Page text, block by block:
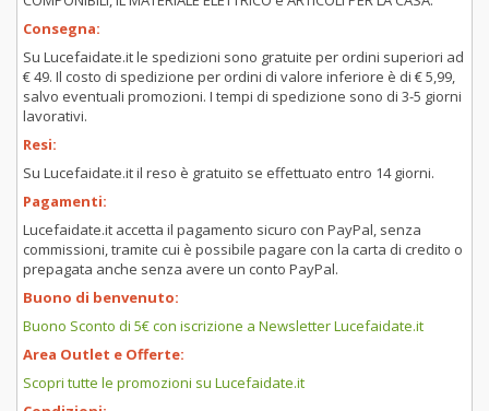
Consegna:
Su Lucefaidate.it le spedizioni sono gratuite per ordini superiori ad
€ 49. Il costo di spedizione per ordini di valore inferiore è di € 5,99,
salvo eventuali promozioni. I tempi di spedizione sono di 3-5 giorni
lavorativi.
Resi:
Su Lucefaidate.it il reso è gratuito se effettuato entro 14 giorni.
Pagamenti:
Lucefaidate.it accetta il pagamento sicuro con PayPal, senza
commissioni, tramite cui è possibile pagare con la carta di credito o
prepagata anche senza avere un conto PayPal.
Buono di benvenuto:
Buono Sconto di 5€ con iscrizione a Newsletter Lucefaidate.it
Area Outlet e Offerte:
Scopri tutte le promozioni su Lucefaidate.it